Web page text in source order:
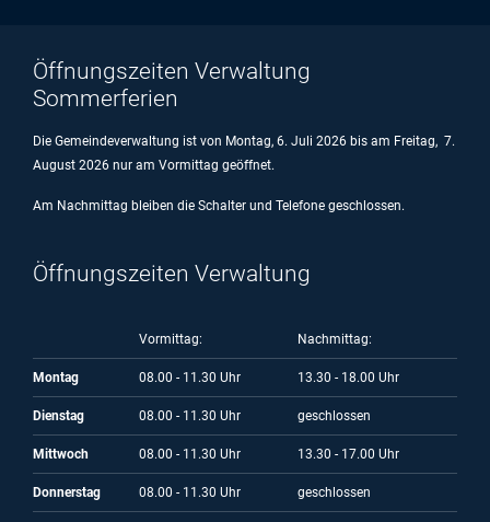
Öffnungszeiten Verwaltung
Sommerferien
Die Gemeindeverwaltung ist von Montag, 6. Juli 2026 bis am Freitag, 7.
August 2026 nur am Vormittag geöffnet.
Am Nachmittag bleiben die Schalter und Telefone geschlossen.
Öffnungszeiten Verwaltung
Vormittag: Nachmittag:
Montag 08.00 - 11.30 Uhr 13.30 - 18.00 Uhr
Dienstag 08.00 - 11.30 Uhr geschlossen
Mittwoch 08.00 - 11.30 Uhr 13.30 - 17.00 Uhr
Donnerstag 08.00 - 11.30 Uhr geschlossen